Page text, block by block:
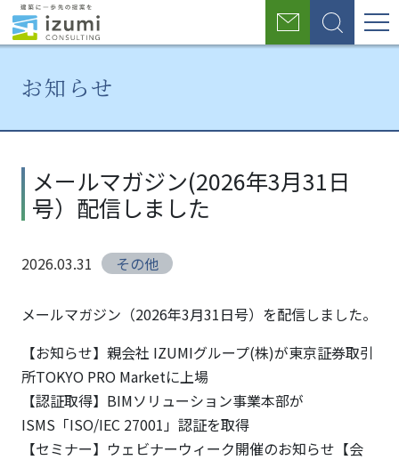
グ
ロ
ー
ビ
ゲ
シ
ン
お
問
検
索
お知らせ
ら
せ
ガジ
31日
配信
した
メールマガジン(2026年3月31日
号）配信しました
2026.03.31 その他
メールマガジン（2026年3月31日号）を配信しました。
【お知らせ】親会社 IZUMIグループ(株)が東京証券取引
所TOKYO PRO Marketに上場
【認証取得】BIMソリューション事業本部が
ISMS「ISO/IEC 27001」認証を取得
【セミナー】ウェビナーウィーク開催のお知らせ【会